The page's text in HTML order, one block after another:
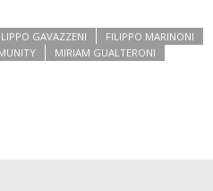
GAVAZZENI
FILIPPO MARINONI
MIRIAM GUALTERONI